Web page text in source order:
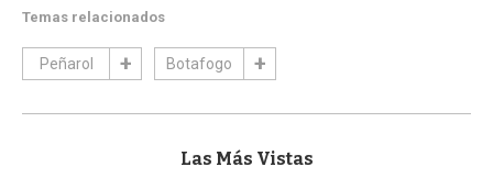
Temas relacionados
Peñarol Botafogo
Las Más Vistas